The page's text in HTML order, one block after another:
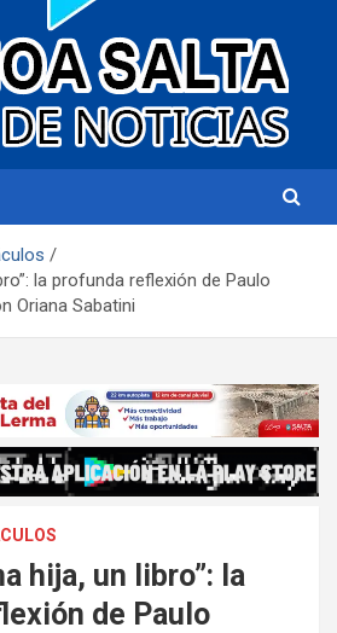
la profunda reflexión de Paulo
Oriana Sabatini
hija, un libro”: la
de Paulo